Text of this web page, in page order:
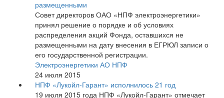
размещенными
Совет директоров ОАО «НПФ электроэнергетики»
принял решение о порядке и об условиях
распределения акций Фонда, оставшихся не
размещенными на дату внесения в ЕГРЮЛ записи о
его государственной регистрации.
Электроэнергетики АО НПФ
24 июля 2015
НПФ «Лукойл-Гарант» исполнилось 21 год
19 июля 2015 года НПФ «Лукойл-Гарант» отмечает